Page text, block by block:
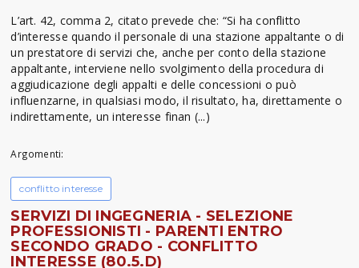
L’art. 42, comma 2, citato prevede che: “Si ha conflitto
d’interesse quando il personale di una stazione appaltante o di
un prestatore di servizi che, anche per conto della stazione
appaltante, interviene nello svolgimento della procedura di
aggiudicazione degli appalti e delle concessioni o può
influenzarne, in qualsiasi modo, il risultato, ha, direttamente o
indirettamente, un interesse finan (...)
Argomenti:
conflitto interesse
SERVIZI DI INGEGNERIA - SELEZIONE
PROFESSIONISTI - PARENTI ENTRO
SECONDO GRADO - CONFLITTO
INTERESSE (80.5.D)